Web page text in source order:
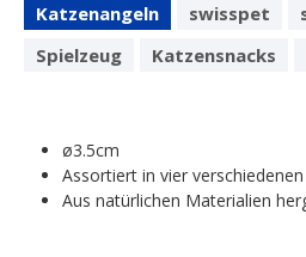
Katzenangeln swisspet
Spielzeug
Katzensnacks
ø3.5cm
Assortiert in vier
Aus natürlichen Materialien